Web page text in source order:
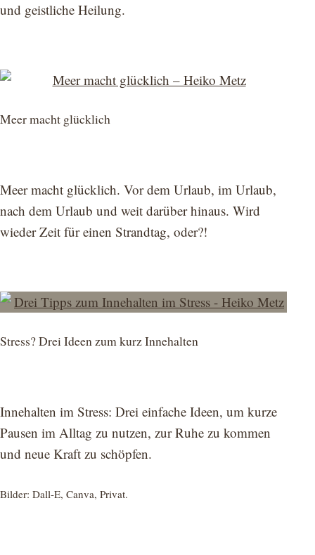
und geistliche Heilung.
Meer macht glücklich
Meer macht glücklich. Vor dem Urlaub, im Urlaub,
nach dem Urlaub und weit darüber hinaus. Wird
wieder Zeit für einen Strandtag, oder?!
Stress? Drei Ideen zum kurz Innehalten
Innehalten im Stress: Drei einfache Ideen, um kurze
Pausen im Alltag zu nutzen, zur Ruhe zu kommen
und neue Kraft zu schöpfen.
Bilder: Dall-E, Canva, Privat.